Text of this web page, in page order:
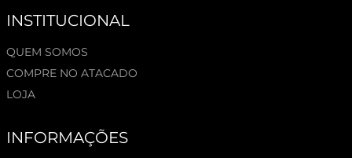
INSTITUCIONAL
QUEM SOMOS
COMPRE NO ATACADO
LOJA
INFORMAÇÕES